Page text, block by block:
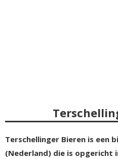
Terschellinger Bieren is een
(Nederland) die is opgericht